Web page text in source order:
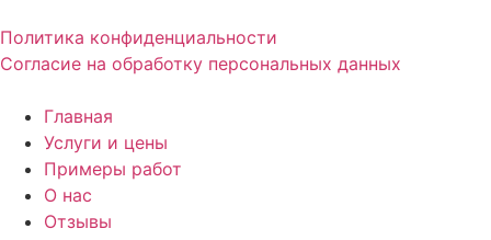
Политика конфиденциальности
Согласие на обработку персональных данных
Главная
Услуги и цены
Примеры работ
О нас
Отзывы